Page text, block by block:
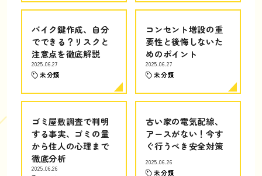
バイク鍵作成、自分
でできる？リスクと
注意点を徹底解説
2025.06.27
未分類
コンセント増設の重
要性と後悔しないた
めのポイント
2025.06.27
未分類
ゴミ屋敷調査で判明
する事実、ゴミの量
から住人の心理まで
徹底分析
2025.06.26
古い家の電気配線、
アースがない！今す
ぐ行うべき安全対策
2025.06.26
未分類